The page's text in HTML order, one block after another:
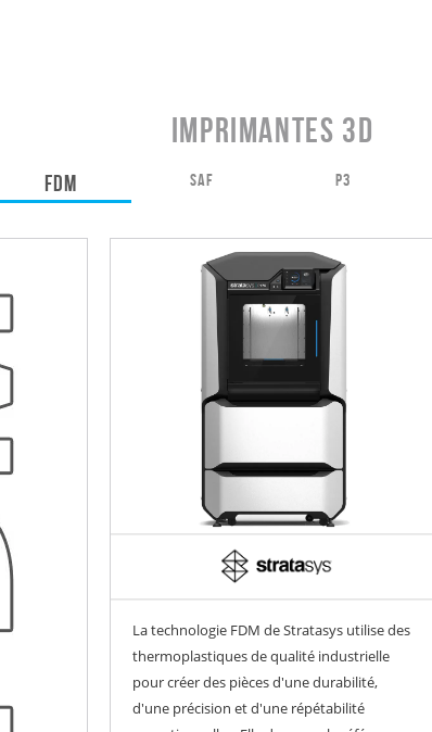
Imprimantes 3D
FDM SAF P3
La technologie FDM de Stratasys utilise des
thermoplastiques de qualité industrielle
pour créer des pièces d'une durabilité,
d'une précision et d'une répétabilité